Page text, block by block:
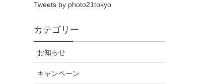
Tweets by photo21tokyo
カテゴリー
お知らせ
キャンペーン